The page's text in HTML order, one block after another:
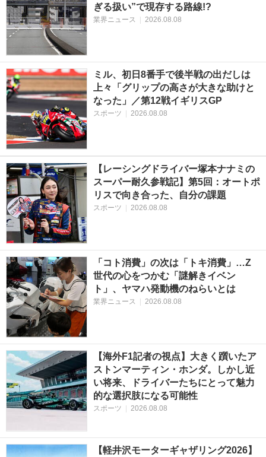
ぎる扱い”で現存する路線!?
業界ニュース | 2026.08.08
ミル、初日8番手で後半戦の出だしは
上々「グリップの高さが大きな助けと
なった」／第12戦イギリスGP
スポーツ | 2026.08.08
【レーシングドライバー塚本ナナミの
スーパー耐久参戦記】第5回：オートポ
リスで向き合った、自分の課題
スポーツ | 2026.08.08
「コト消費」の次は「トキ消費」…Z
世代の心をつかむ「謎解きイベン
ト」、ヤマハ発動機のねらいとは
業界ニュース | 2026.08.08
【海外F1記者の視点】大きく躓いたア
ストンマーティン・ホンダ。しかし近
い将来、ドライバーたちにとって魅力
的な選択肢になる可能性
スポーツ | 2026.08.08
【軽井沢モーターギャザリング2026】